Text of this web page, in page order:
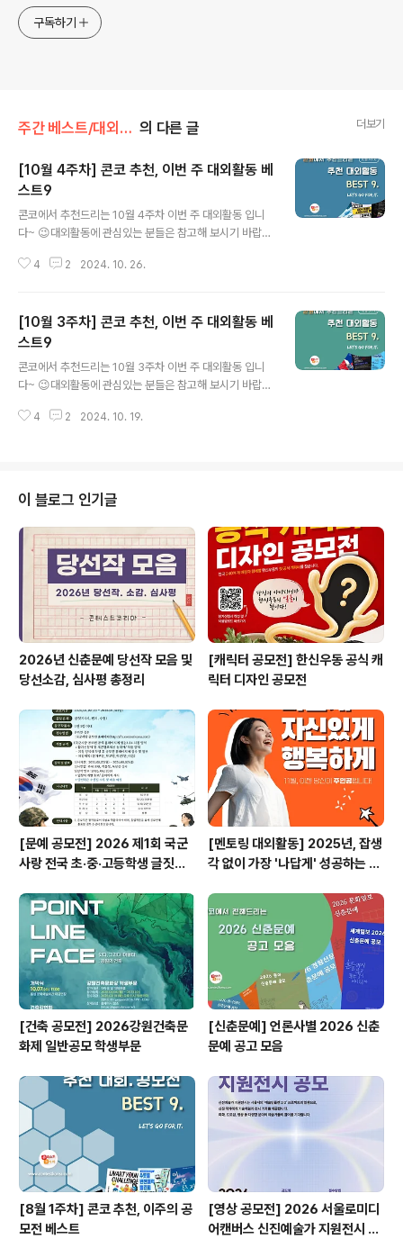
구독하기
주간 베스트/대외활동 의 다른 글 더보기
[10월 4주차] 콘코 추천, 이번 주 대외활동 베
스트9
콘코에서 추천드리는 10월 4주차 이번 주 대외활동 입니
다~ 😉대외활동에 관심있는 분들은 참고해 보시기 바랍니
로트렉 : 몽마르트의 별] 전시 서포터즈 2차 모집 ✔ [굿네
과정✔ 2024 문화체육관광 디지털혁신 포럼✔ 제12회 범
정부 공공데이터 활용 창업경진대회 왕중왕전 국민대표평
가단 모집 ✔ 2024년 여성가족부지원 북부새일센터 AI를
활용한 NEW 트렌드 e커머스 창업과정 ✔ [다양성TALK]
로젝트 ] 취업역량교육 참가자 모집​* 자세한 내용은 뉴스
4 2 2024. 10. 26.
[10월 3주차] 콘코 추천, 이번 주 대외활동 베
스트9
콘코에서 추천드리는 10월 3주차 이번 주 대외활동 입니
다~ 😉대외활동에 관심있는 분들은 참고해 보시기 바랍니
고 갓생사는 방법 | 자기계발 주말 명상캠프 ✔ 클라우드 데
SAVE THE HERO 서포터즈 모집 ✔ 디지털전환 시대의
정보보호 전문가 과정 교육생 모집 ✔ 2024 글로벌리더스
포럼(GLF) 대학생 서포터즈 모집 ✔ 2024 문화체육관광
디지털혁신 포럼 ​* 자세한 내용은 뉴스카드를 클릭하시면
확인하실 수 있습니다. 자세한 내용은 콘테스트코리아 홈
페이지에..
4 2 2024. 10. 19.
이 블로그 인기글
2026년 신춘문예 당선작 모음 및
당선소감, 심사평 총정리
[캐릭터 공모전] 한신우동 공식 캐
릭터 디자인 공모전
[문예 공모전] 2026 제1회 국군
사랑 전국 초·중·고등학생 글짓기
[멘토링 대외활동] 2025년, 잡생
각 없이 가장 '나답게' 성공하는 법
[건축 공모전] 2026강원건축문
화제 일반공모 학생부문
[신춘문예] 언론사별 2026 신춘
문예 공고 모음
[8월 1주차] 콘코 추천, 이주의 공
모전 베스트
[영상 공모전] 2026 서울로미디
어캔버스 신진예술가 지원전시 공